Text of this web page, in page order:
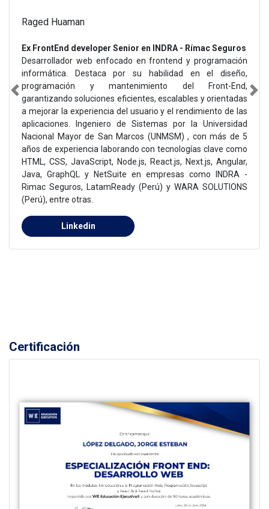
Raged Huaman
Ex FrontEnd developer Senior en INDRA - Rímac Seguros
Desarrollador web enfocado en frontend y programación
informática. Destaca por su habilidad en el diseño,
programación y mantenimiento del Front-End,
garantizando soluciones eficientes, escalables y orientadas
a mejorar la experiencia del usuario y el rendimiento de las
aplicaciones. Ingeniero de Sistemas por la Universidad
Nacional Mayor de San Marcos (UNMSM) , con más de 5
años de experiencia laborando con tecnologías clave como
HTML, CSS, JavaScript, Node.js, React.js, Next.js, Angular,
Java, GraphQL y NetSuite en empresas como INDRA -
Rimac Seguros, LatamReady (Perú) y WARA SOLUTIONS
(Perú), entre otras.
Linkedin
Certificación